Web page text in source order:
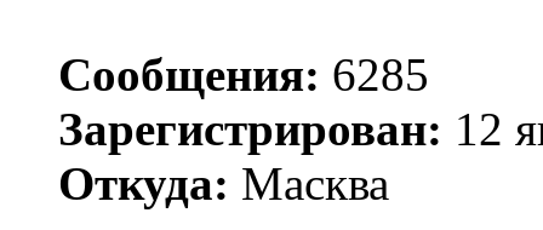
Сообщения: 6285
Зарегистрирован: 12
Откуда: Масква